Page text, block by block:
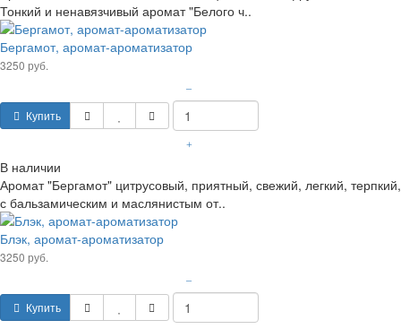
Тонкий и ненавязчивый аромат "Белого ч..
Бергамот, аромат-ароматизатор
3250 руб.
Купить
–
+
В наличии
Аромат "Бергамот" цитрусовый, приятный, свежий, легкий, терпкий,
с бальзамическим и маслянистым от..
Блэк, аромат-ароматизатор
3250 руб.
Купить
–